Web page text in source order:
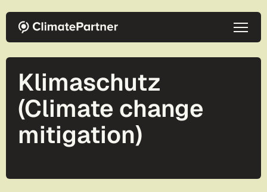
Klimaschutz
(Climate change
mitigation)